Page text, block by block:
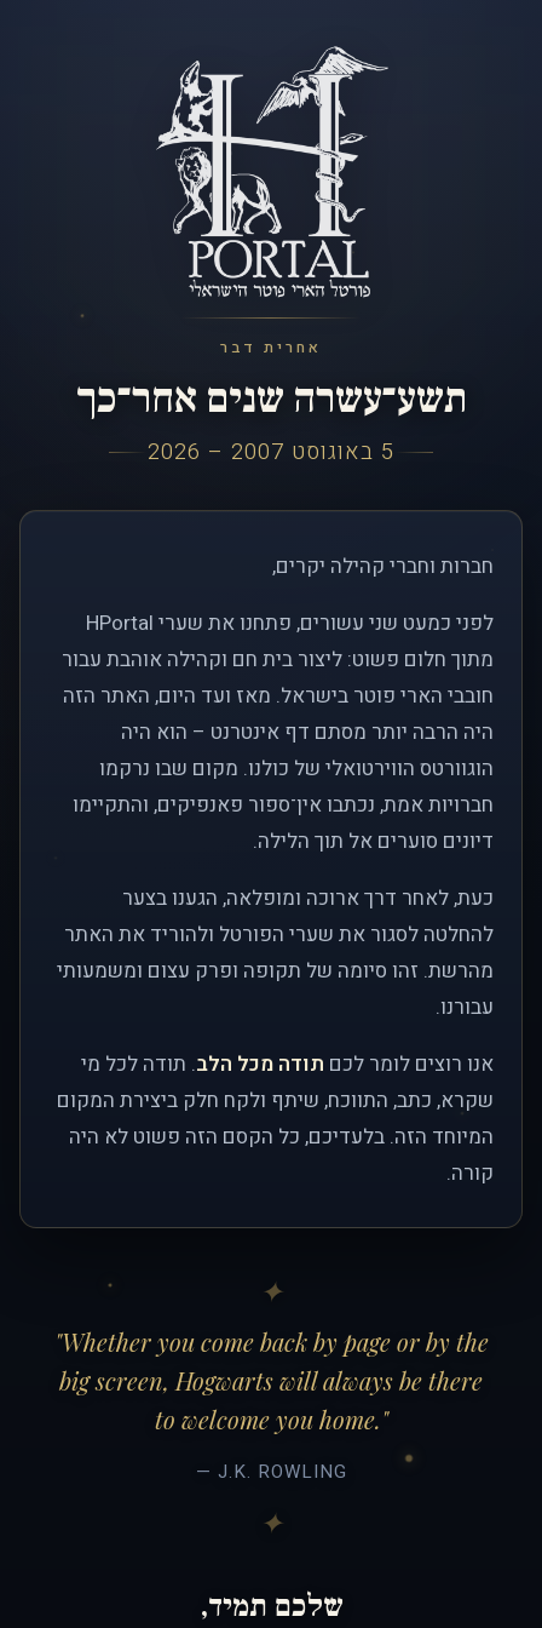
אחרית דבר
תשע־עשרה שנים אחר־כך
5 באוגוסט 2007 – 2026
חברות וחברי קהילה יקרים,
לפני כמעט שני עשורים, פתחנו את שערי HPortal
מתוך חלום פשוט: ליצור בית חם וקהילה אוהבת עבור
חובבי הארי פוטר בישראל. מאז ועד היום, האתר הזה
היה הרבה יותר מסתם דף אינטרנט – הוא היה
הוגוורטס הווירטואלי של כולנו. מקום שבו נרקמו
חברויות אמת, נכתבו אין־ספור פאנפיקים, והתקיימו
דיונים סוערים אל תוך הלילה.
כעת, לאחר דרך ארוכה ומופלאה, הגענו בצער
להחלטה לסגור את שערי הפורטל ולהוריד את האתר
מהרשת. זהו סיומה של תקופה ופרק עצום ומשמעותי
עבורנו.
אנו רוצים לומר לכם תודה מכל הלב. תודה לכל מי
שקרא, כתב, התווכח, שיתף ולקח חלק ביצירת המקום
המיוחד הזה. בלעדיכם, כל הקסם הזה פשוט לא היה
קורה.
"Whether you come back by page or by the
big screen, Hogwarts will always be there
to welcome you home."
— J.K. ROWLING
שלכם תמיד,